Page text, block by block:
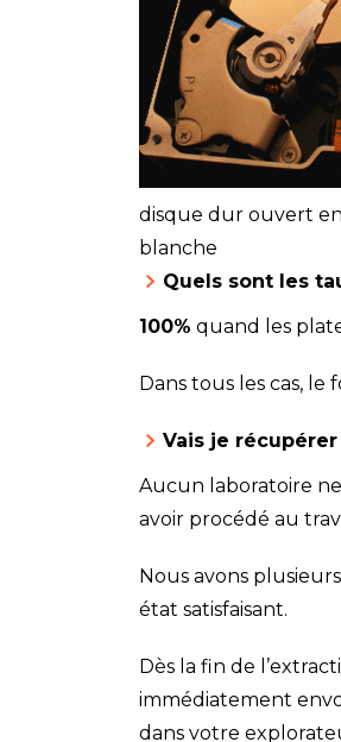
disque dur ouvert
blanche
Quels sont les
100% quand les
Dans tous les cas,
Vais je
Aucun laboratoire
avoir procédé au
Nous avons
état satisfaisant.
Dès la fin de
immédiatement
dans votre